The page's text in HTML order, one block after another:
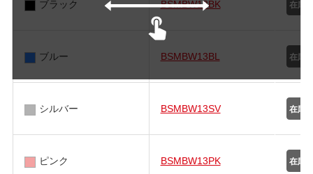
ブラック BSMBW13BK
ブルー BSMBW13BL
シルバー BSMBW13SV
ピンク BSMBW13PK